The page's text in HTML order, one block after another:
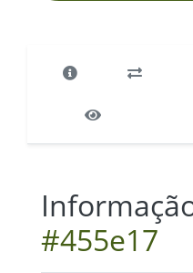
#455e17